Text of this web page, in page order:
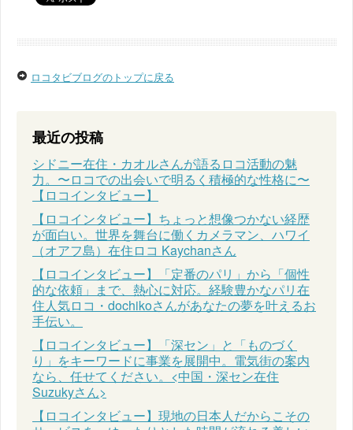
ロコタビブログのトップに戻る
最近の投稿
シドニー在住・カオルさんが語るロコ活動の魅
力。〜ロコでの出会いで明るく積極的な性格に〜
【ロコインタビュー】
【ロコインタビュー】ちょっと想像つかない経歴
が面白い。世界を舞台に働くカメラマン、ハワイ
（オアフ島）在住ロコ Kaychanさん
【ロコインタビュー】「定番のパリ」から「個性
的な依頼」まで、熱心に対応。経験豊かなパリ在
住人気ロコ・dochikoさんがあなたの夢を叶えるお
手伝い。
【ロコインタビュー】「深セン」と「ものづく
り」をキーワードに事業を展開中。電気街の案内
なら、任せてください。<中国・深セン在住
Suzukyさん>
【ロコインタビュー】現地の日本人だからこその